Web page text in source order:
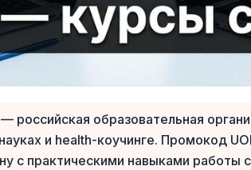
образовательная
и health-коучинге. Промокод
практическими навыками работы